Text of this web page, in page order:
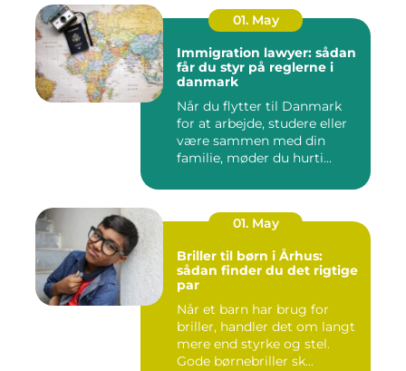
01. May
Immigration lawyer: sådan
får du styr på reglerne i
danmark
Når du flytter til Danmark
for at arbejde, studere eller
være sammen med din
familie, møder du hurti...
01. May
Briller til børn i Århus:
sådan finder du det rigtige
par
Når et barn har brug for
briller, handler det om langt
mere end styrke og stel.
Gode børnebriller sk...